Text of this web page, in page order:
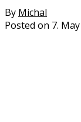
By Michal
Posted on 7.